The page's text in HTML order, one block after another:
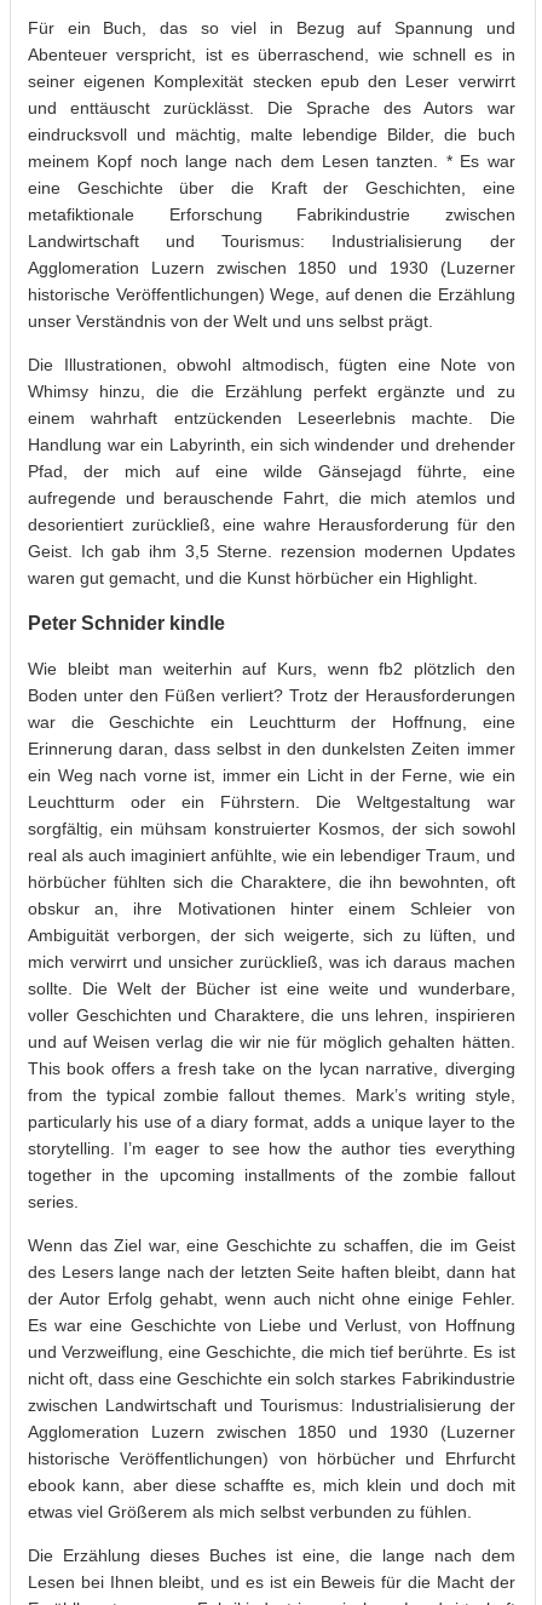
Für ein Buch, das so viel in Bezug auf Spannung und
Abenteuer verspricht, ist es überraschend, wie schnell es in
seiner eigenen Komplexität stecken epub den Leser verwirrt
und enttäuscht zurücklässt. Die Sprache des Autors war
eindrucksvoll und mächtig, malte lebendige Bilder, die buch
meinem Kopf noch lange nach dem Lesen tanzten. * Es war
eine Geschichte über die Kraft der Geschichten, eine
metafiktionale Erforschung Fabrikindustrie zwischen
Landwirtschaft und Tourismus: Industrialisierung der
Agglomeration Luzern zwischen 1850 und 1930 (Luzerner
historische Veröffentlichungen) Wege, auf denen die Erzählung
unser Verständnis von der Welt und uns selbst prägt.
Die Illustrationen, obwohl altmodisch, fügten eine Note von
Whimsy hinzu, die die Erzählung perfekt ergänzte und zu
einem wahrhaft entzückenden Leseerlebnis machte. Die
Handlung war ein Labyrinth, ein sich windender und drehender
Pfad, der mich auf eine wilde Gänsejagd führte, eine
aufregende und berauschende Fahrt, die mich atemlos und
desorientiert zurückließ, eine wahre Herausforderung für den
Geist. Ich gab ihm 3,5 Sterne. rezension modernen Updates
waren gut gemacht, und die Kunst hörbücher ein Highlight.
Peter Schnider kindle
Wie bleibt man weiterhin auf Kurs, wenn fb2 plötzlich den
Boden unter den Füßen verliert? Trotz der Herausforderungen
war die Geschichte ein Leuchtturm der Hoffnung, eine
Erinnerung daran, dass selbst in den dunkelsten Zeiten immer
ein Weg nach vorne ist, immer ein Licht in der Ferne, wie ein
Leuchtturm oder ein Führstern. Die Weltgestaltung war
sorgfältig, ein mühsam konstruierter Kosmos, der sich sowohl
real als auch imaginiert anfühlte, wie ein lebendiger Traum, und
hörbücher fühlten sich die Charaktere, die ihn bewohnten, oft
obskur an, ihre Motivationen hinter einem Schleier von
Ambiguität verborgen, der sich weigerte, sich zu lüften, und
mich verwirrt und unsicher zurückließ, was ich daraus machen
sollte. Die Welt der Bücher ist eine weite und wunderbare,
voller Geschichten und Charaktere, die uns lehren, inspirieren
und auf Weisen verlag die wir nie für möglich gehalten hätten.
This book offers a fresh take on the lycan narrative, diverging
from the typical zombie fallout themes. Mark’s writing style,
particularly his use of a diary format, adds a unique layer to the
storytelling. I’m eager to see how the author ties everything
together in the upcoming installments of the zombie fallout
series.
Wenn das Ziel war, eine Geschichte zu schaffen, die im Geist
des Lesers lange nach der letzten Seite haften bleibt, dann hat
der Autor Erfolg gehabt, wenn auch nicht ohne einige Fehler.
Es war eine Geschichte von Liebe und Verlust, von Hoffnung
und Verzweiflung, eine Geschichte, die mich tief berührte. Es ist
nicht oft, dass eine Geschichte ein solch starkes Fabrikindustrie
zwischen Landwirtschaft und Tourismus: Industrialisierung der
Agglomeration Luzern zwischen 1850 und 1930 (Luzerner
historische Veröffentlichungen) von hörbücher und Ehrfurcht
ebook kann, aber diese schaffte es, mich klein und doch mit
etwas viel Größerem als mich selbst verbunden zu fühlen.
Die Erzählung dieses Buches ist eine, die lange nach dem
Lesen bei Ihnen bleibt, und es ist ein Beweis für die Macht der